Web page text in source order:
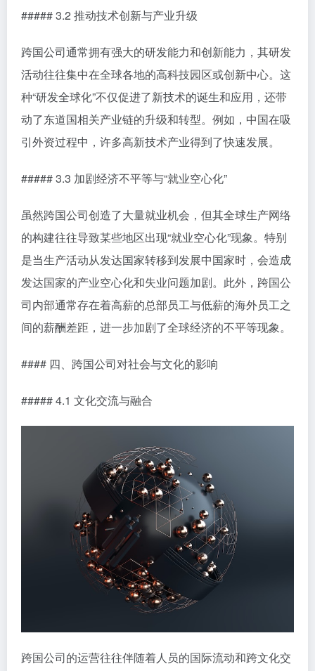
##### 3.2 推动技术创新与产业升级
跨国公司通常拥有强大的研发能力和创新能力，其研发
活动往往集中在全球各地的高科技园区或创新中心。这
种“研发全球化”不仅促进了新技术的诞生和应用，还带
动了东道国相关产业链的升级和转型。例如，中国在吸
引外资过程中，许多高新技术产业得到了快速发展。
##### 3.3 加剧经济不平等与“就业空心化”
虽然跨国公司创造了大量就业机会，但其全球生产网络
的构建往往导致某些地区出现“就业空心化”现象。特别
是当生产活动从发达国家转移到发展中国家时，会造成
发达国家的产业空心化和失业问题加剧。此外，跨国公
司内部通常存在着高薪的总部员工与低薪的海外员工之
间的薪酬差距，进一步加剧了全球经济的不平等现象。
#### 四、跨国公司对社会与文化的影响
##### 4.1 文化交流与融合
跨国公司的运营往往伴随着人员的国际流动和跨文化交